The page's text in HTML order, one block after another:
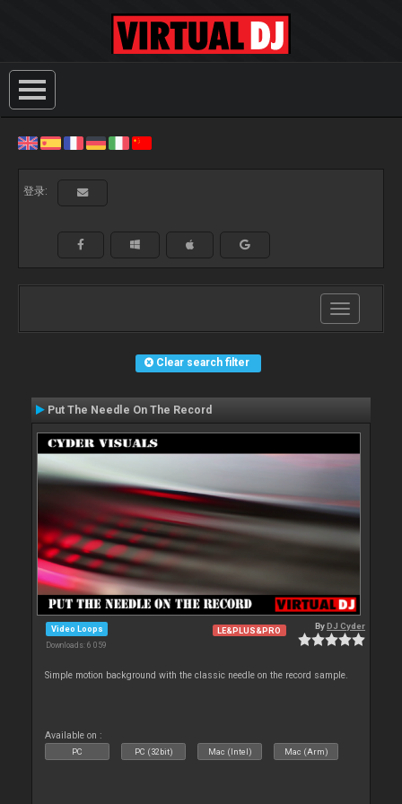
登录:
Toggle
navigation
Clear search filter
Put The Needle On The Record
Video Loops
Downloads: 6 059
LE&PLUS&PRO ByDJ Cyder
Simple motion background with the classic needle on the record sample.
Available on :
PC PC (32bit) Mac (Intel) Mac (Arm)